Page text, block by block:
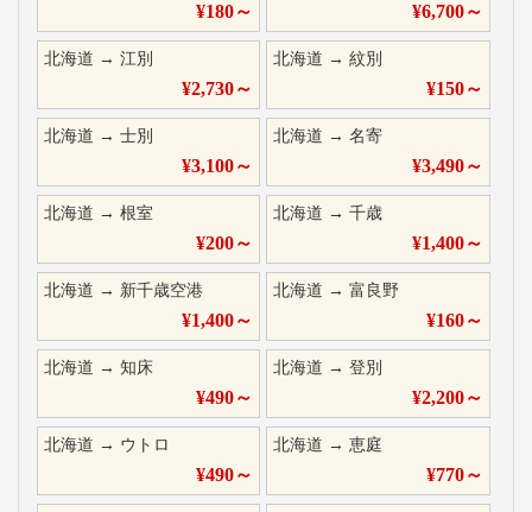
¥180～ ¥6,700～
北海道 → 江別
¥2,730～
北海道 →紋別
¥150～
北海道 → 士別
¥3,100～
北海道 →名寄
¥3,490～
北海道 → 根室
¥200～
北海道 →千歳
¥1,400～
北海道 → 新千歳空港
¥1,400～
北海道 →富良野
¥160～
北海道 → 知床
¥490～
北海道 →登別
¥2,200～
北海道 → ウトロ
¥490～
北海道 →恵庭
¥770～